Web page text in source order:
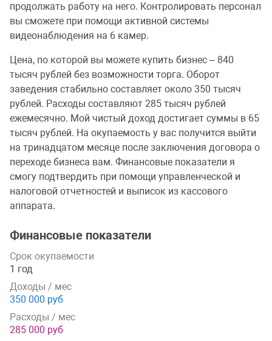
продолжать работу на него. Контролировать персонал
вы сможете при помощи активной системы
видеонаблюдения на 6 камер.
Цена, по которой вы можете купить бизнес – 840
тысяч рублей без возможности торга. Оборот
заведения стабильно составляет около 350 тысяч
рублей. Расходы составляют 285 тысяч рублей
ежемесячно. Мой чистый доход достигает суммы в 65
тысяч рублей. На окупаемость у вас получится выйти
на тринадцатом месяце после заключения договора о
переходе бизнеса вам. Финансовые показатели я
смогу подтвердить при помощи управленческой и
налоговой отчетностей и выписок из кассового
аппарата.
Финансовые показатели
Срок окупаемости
1 год
Доходы / мес
350 000 руб
Расходы / мес
285 000 руб